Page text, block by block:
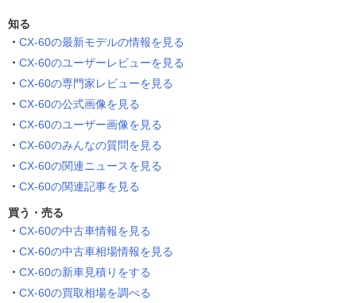
知る
CX-60の最新モデルの情報を見る
CX-60のユーザーレビューを見る
CX-60の専門家レビューを見る
CX-60の公式画像を見る
CX-60のユーザー画像を見る
CX-60のみんなの質問を見る
CX-60の関連ニュースを見る
CX-60の関連記事を見る
買う・売る
CX-60の中古車情報を見る
CX-60の中古車相場情報を見る
CX-60の新車見積りをする
CX-60の買取相場を調べる